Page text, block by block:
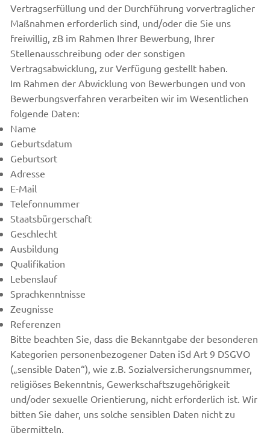
Vertragserfüllung und der Durchführung vorvertraglicher
Maßnahmen erforderlich sind, und/oder die Sie uns
freiwillig, zB im Rahmen Ihrer Bewerbung, Ihrer
Stellenausschreibung oder der sonstigen
Vertragsabwicklung, zur Verfügung gestellt haben.
Im Rahmen der Abwicklung von Bewerbungen und von
Bewerbungsverfahren verarbeiten wir im Wesentlichen
folgende Daten:
Name
Geburtsdatum
Geburtsort
Adresse
E-Mail
Telefonnummer
Staatsbürgerschaft
Geschlecht
Ausbildung
Qualifikation
Lebenslauf
Sprachkenntnisse
Zeugnisse
Referenzen
Bitte beachten Sie, dass die Bekanntgabe der besonderen
Kategorien personenbezogener Daten iSd Art 9 DSGVO
(„sensible Daten“), wie z.B. Sozialversicherungsnummer,
religiöses Bekenntnis, Gewerkschaftszugehörigkeit
und/oder sexuelle Orientierung, nicht erforderlich ist. Wir
bitten Sie daher, uns solche sensiblen Daten nicht zu
übermitteln.